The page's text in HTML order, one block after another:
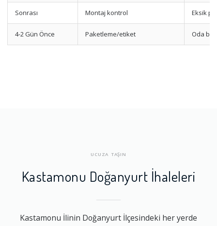
Sonrası Montaj kontrol Eksik
4-2 Gün Önce Paketleme/etiket Oda
UCUZA TAŞIN
Kastamonu Doğanyurt İhaleleri
Kastamonu İlinin Doğanyurt İlçesindeki her yerde